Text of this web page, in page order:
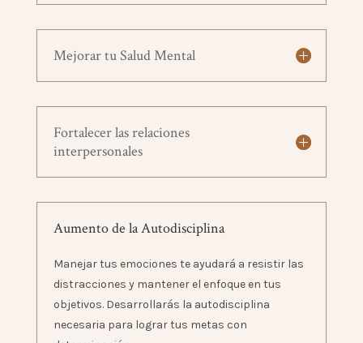
Mejorar tu Salud Mental
Fortalecer las relaciones
interpersonales
Aumento de la Autodisciplina
Manejar tus emociones te ayudará a resistir las
distracciones y mantener el enfoque en tus
objetivos. Desarrollarás la autodisciplina
necesaria para lograr tus metas con